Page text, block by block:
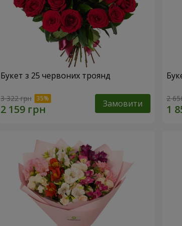
Букет з 25 червоних троянд
3 322 грн Замовити 2